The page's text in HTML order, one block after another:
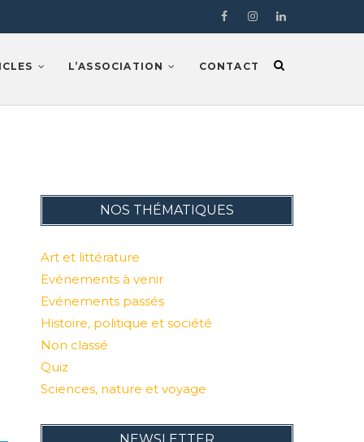
FacebookInstragramLinkedIn
L’ASSOCIATION CONTACT
NOS THÉMATIQUES
Art et littérature
Evénements à venir
Evénements passés
Histoire, politique et société
Non classé
Quiz
Sciences, nature et voyage